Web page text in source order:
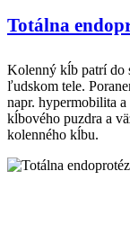
Totálna
Kolenný kĺb patrí do
ľudskom tele.
napr. hypermobilita
kĺbového puzdra a
kolenného kĺbu.